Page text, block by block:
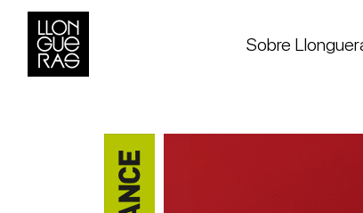
Sobre